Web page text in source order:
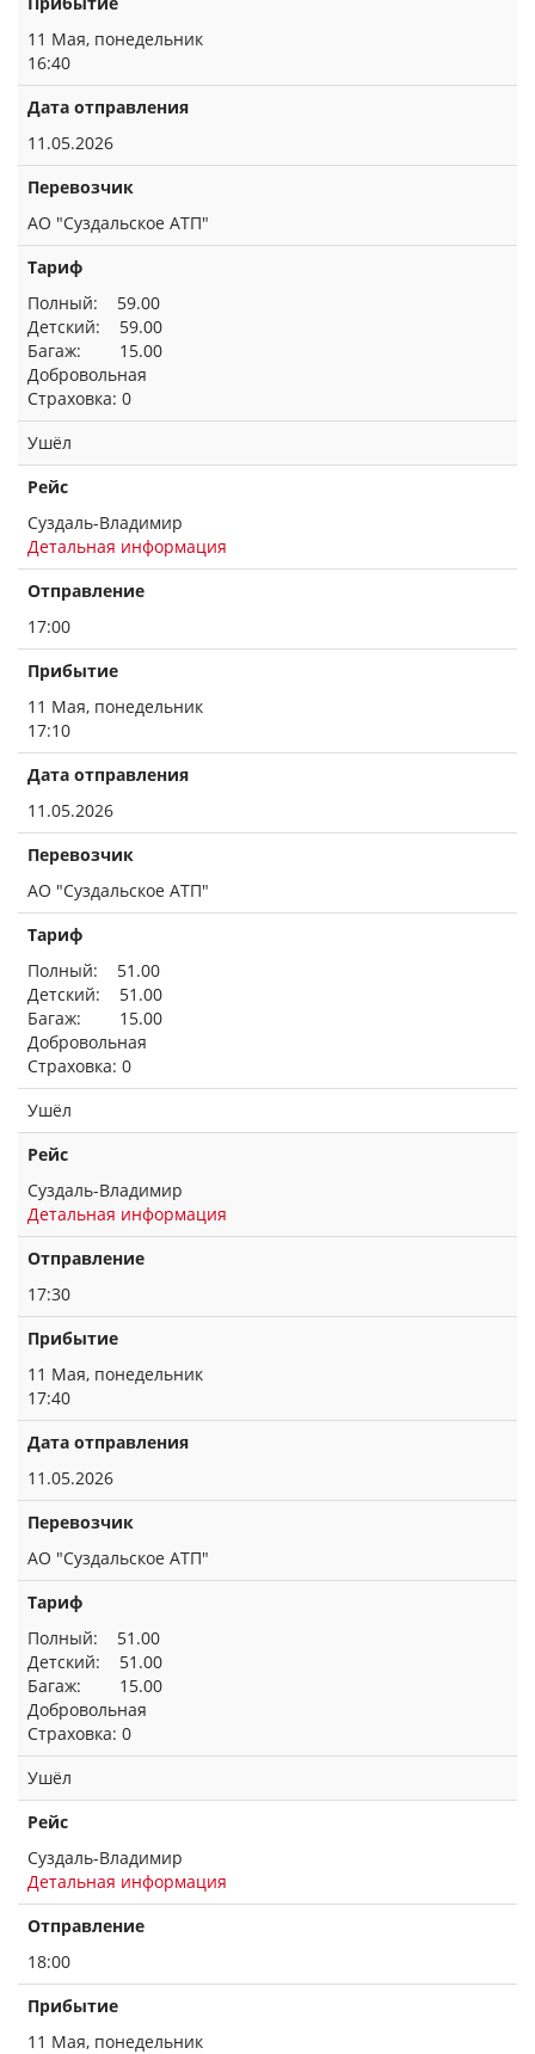
11 Мая, понедельник
16:40
Дата отправления
11.05.2026
Перевозчик
АО "Суздальское АТП"
Тариф
Полный: 59.00
Детский: 59.00
Багаж: 15.00
Добровольная
Страховка: 0
Ушёл
Рейс
Суздаль-Владимир
Детальная информация
Отправление
17:00
Прибытие
11 Мая, понедельник
17:10
Дата отправления
11.05.2026
Перевозчик
АО "Суздальское АТП"
Тариф
Полный: 51.00
Детский: 51.00
Багаж: 15.00
Добровольная
Страховка: 0
Ушёл
Рейс
Суздаль-Владимир
Детальная информация
Отправление
17:30
Прибытие
11 Мая, понедельник
17:40
Дата отправления
11.05.2026
Перевозчик
АО "Суздальское АТП"
Тариф
Полный: 51.00
Детский: 51.00
Багаж: 15.00
Добровольная
Страховка: 0
Ушёл
Рейс
Суздаль-Владимир
Детальная информация
Отправление
18:00
Прибытие
11 Мая, понедельник